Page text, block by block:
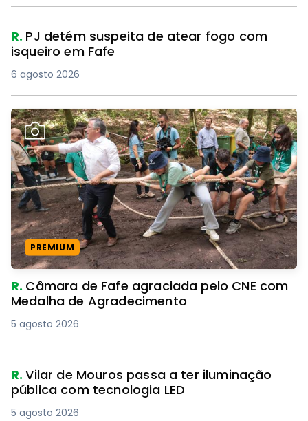
R. PJ detém suspeita de atear fogo com
isqueiro em Fafe
6 agosto 2026
PREMIUM
R. Câmara de Fafe agraciada pelo CNE com
Medalha de Agradecimento
5 agosto 2026
R.Vilar de Mouros passa a ter iluminação
pública com tecnologia LED
5 agosto 2026